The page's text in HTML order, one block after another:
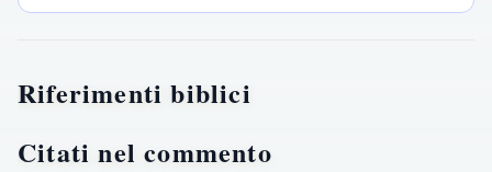
Riferimenti biblici
Citati nel commento